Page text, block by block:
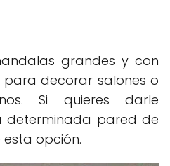
grandes y con
para decorar salones o
Si quieres darle
determinada pared de
opción.